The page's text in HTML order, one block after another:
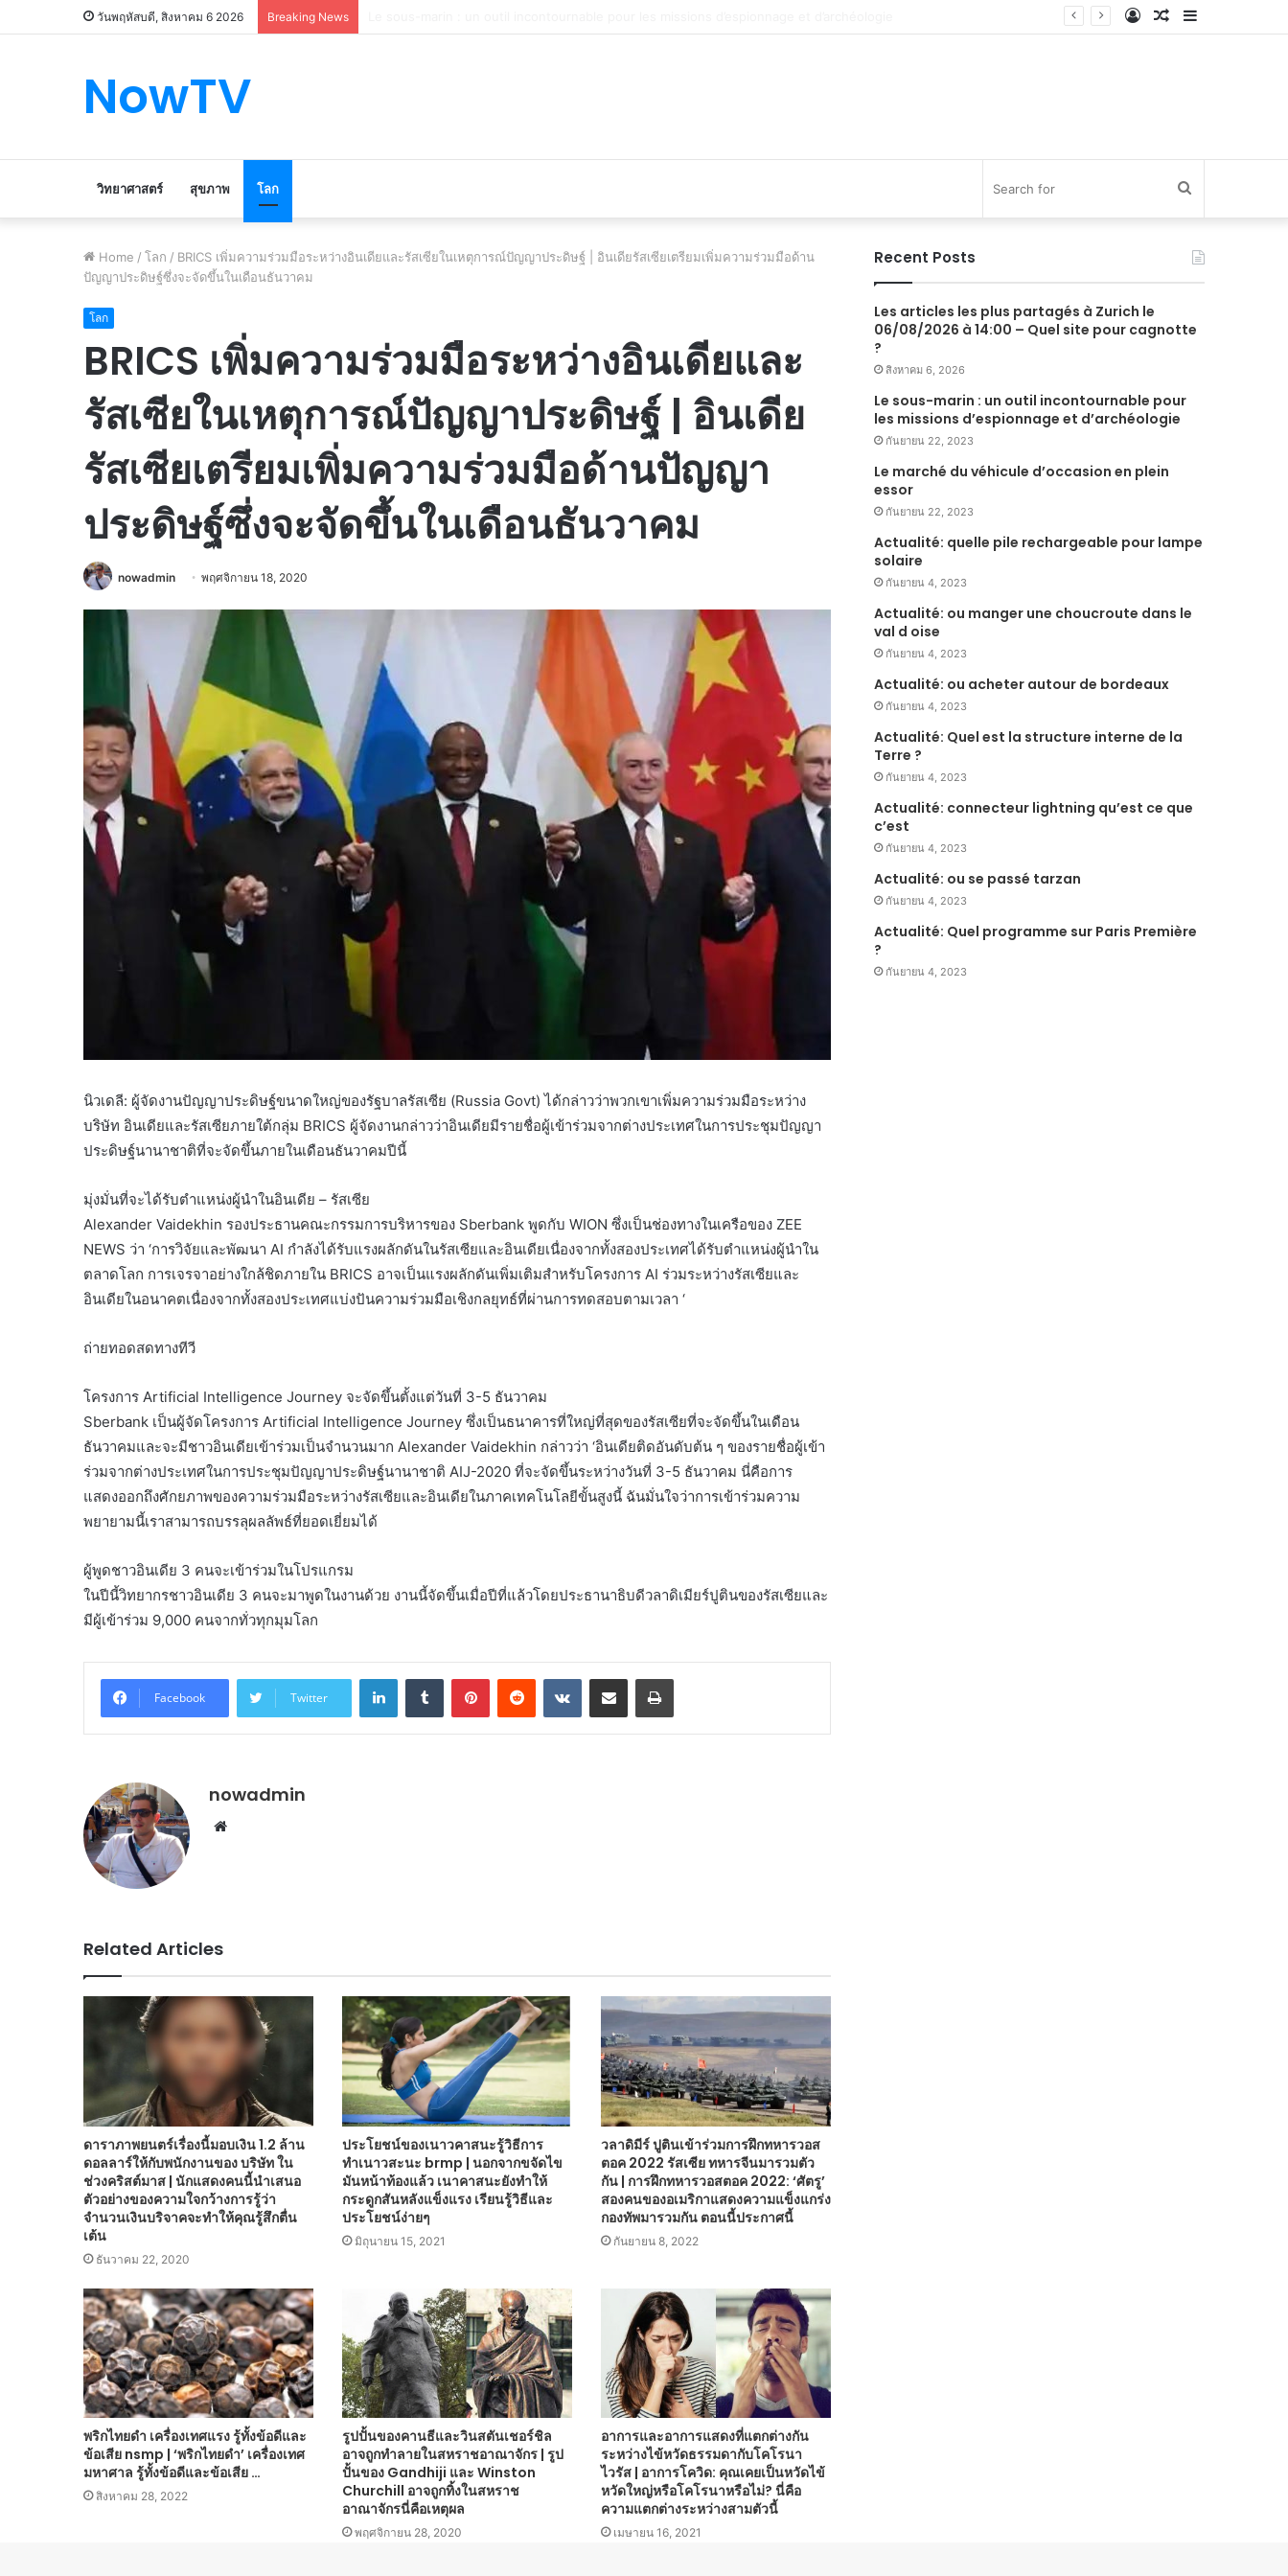
วันพฤหัสบดี, สิงหาคม 6 2026 Breaking News Sidebar
Random
Log
NowTV
วิทยาศาสตร์ สุขภาพ โลก
Home / โลก / BRICS เพิ่มความร่วมมือระหว่างอินเดียและรัสเซียในเหตุการณ์ปัญญาประดิษฐ์ | อินเดียรัสเซียเตรียมเพิ่มความร่วมมือด้าน
ปัญญาประดิษฐ์ซึ่งจะจัดขึ้นในเดือนธันวาคม
โลก
BRICS เพิ่มความร่วมมือระหว่างอินเดียและ
รัสเซียในเหตุการณ์ปัญญาประดิษฐ์ | อินเดีย
รัสเซียเตรียมเพิ่มความร่วมมือด้านปัญญา
ประดิษฐ์ซึ่งจะจัดขึ้นในเดือนธันวาคม
nowadmin พฤศจิกายน 18, 2020
นิวเดลี: ผู้จัดงานปัญญาประดิษฐ์ขนาดใหญ่ของรัฐบาลรัสเซีย (Russia Govt) ได้กล่าวว่าพวกเขาเพิ่มความร่วมมือระหว่าง
บริษัท อินเดียและรัสเซียภายใต้กลุ่ม BRICS ผู้จัดงานกล่าวว่าอินเดียมีรายชื่อผู้เข้าร่วมจากต่างประเทศในการประชุมปัญญา
ประดิษฐ์นานาชาติที่จะจัดขึ้นภายในเดือนธันวาคมปีนี้
มุ่งมั่นที่จะได้รับตำแหน่งผู้นำในอินเดีย – รัสเซีย
Alexander Vaidekhin รองประธานคณะกรรมการบริหารของ Sberbank พูดกับ WION ซึ่งเป็นช่องทางในเครือของ ZEE
NEWS ว่า ‘การวิจัยและพัฒนา AI กำลังได้รับแรงผลักดันในรัสเซียและอินเดียเนื่องจากทั้งสองประเทศได้รับตำแหน่งผู้นำใน
ตลาดโลก การเจรจาอย่างใกล้ชิดภายใน BRICS อาจเป็นแรงผลักดันเพิ่มเติมสำหรับโครงการ AI ร่วมระหว่างรัสเซียและ
อินเดียในอนาคตเนื่องจากทั้งสองประเทศแบ่งปันความร่วมมือเชิงกลยุทธ์ที่ผ่านการทดสอบตามเวลา ‘
ถ่ายทอดสดทางทีวี
โครงการ Artificial Intelligence Journey จะจัดขึ้นตั้งแต่วันที่ 3-5 ธันวาคม
Sberbank เป็นผู้จัดโครงการ Artificial Intelligence Journey ซึ่งเป็นธนาคารที่ใหญ่ที่สุดของรัสเซียที่จะจัดขึ้นในเดือน
ธันวาคมและจะมีชาวอินเดียเข้าร่วมเป็นจำนวนมาก Alexander Vaidekhin กล่าวว่า ‘อินเดียติดอันดับต้น ๆ ของรายชื่อผู้เข้า
ร่วมจากต่างประเทศในการประชุมปัญญาประดิษฐ์นานาชาติ AIJ-2020 ที่จะจัดขึ้นระหว่างวันที่ 3-5 ธันวาคม นี่คือการ
แสดงออกถึงศักยภาพของความร่วมมือระหว่างรัสเซียและอินเดียในภาคเทคโนโลยีขั้นสูงนี้ ฉันมั่นใจว่าการเข้าร่วมความ
พยายามนี้เราสามารถบรรลุผลลัพธ์ที่ยอดเยี่ยมได้
ผู้พูดชาวอินเดีย 3 คนจะเข้าร่วมในโปรแกรม
ในปีนี้วิทยากรชาวอินเดีย 3 คนจะมาพูดในงานด้วย งานนี้จัดขึ้นเมื่อปีที่แล้วโดยประธานาธิบดีวลาดิเมียร์ปูตินของรัสเซียและ
มีผู้เข้าร่วม 9,000 คนจากทั่วทุกมุมโลก
Facebook Twitter
LinkedInTumblr PinterestReddit VKontakteShare via Email Print
nowadmin
Website
Related Articles
ดาราภาพยนตร์เรื่องนี้มอบเงิน 1.2 ล้าน
ดอลลาร์ให้กับพนักงานของ บริษัท ใน
ช่วงคริสต์มาส | นักแสดงคนนี้นำเสนอ
ตัวอย่างของความใจกว้างการรู้ว่า
จำนวนเงินบริจาคจะทำให้คุณรู้สึกตื่น
เต้น
ธันวาคม 22, 2020
ประโยชน์ของเนาวคาสนะรู้วิธีการ
ทำเนาวสะนะ brmp | นอกจากขจัดไข
มันหน้าท้องแล้ว เนาคาสนะยังทำให้
กระดูกสันหลังแข็งแรง เรียนรู้วิธีและ
ประโยชน์ง่ายๆ
มิถุนายน 15, 2021
วลาดิมีร์ ปูตินเข้าร่วมการฝึกทหารวอส
ตอค 2022 รัสเซีย ทหารจีนมารวมตัว
กัน | การฝึกทหารวอสตอค 2022: ‘ศัตรู’
สองคนของอเมริกาแสดงความแข็งแกร่ง
กองทัพมารวมกัน ตอนนี้ประกาศนี้
กันยายน 8, 2022
พริกไทยดำ เครื่องเทศแรง รู้ทั้งข้อดีและ
ข้อเสีย nsmp | ‘พริกไทยดำ’ เครื่องเทศ
มหาศาล รู้ทั้งข้อดีและข้อเสีย …
สิงหาคม 28, 2022
รูปปั้นของคานธีและวินสตันเชอร์ชิล
อาจถูกทำลายในสหราชอาณาจักร | รูป
ปั้นของ Gandhiji และ Winston
Churchill อาจถูกทิ้งในสหราช
อาณาจักรนี่คือเหตุผล
พฤศจิกายน 28, 2020
อาการและอาการแสดงที่แตกต่างกัน
ระหว่างไข้หวัดธรรมดากับโคโรนา
ไวรัส | อาการโควิด: คุณเคยเป็นหวัดไข้
หวัดใหญ่หรือโคโรนาหรือไม่? นี่คือ
ความแตกต่างระหว่างสามตัวนี้
เมษายน 16, 2021
Recent Posts
Les articles les plus partagés à Zurich le
06/08/2026 à 14:00 – Quel site pour cagnotte
?
สิงหาคม 6, 2026
Le sous-marin : un outil incontournable pour
les missions d’espionnage et d’archéologie
กันยายน 22, 2023
Le marché du véhicule d’occasion en plein
essor
กันยายน 22, 2023
Actualité: quelle pile rechargeable pour lampe
solaire
กันยายน 4, 2023
Actualité: ou manger une choucroute dans le
val d oise
กันยายน 4, 2023
Actualité: ou acheter autour de bordeaux
กันยายน 4, 2023
Actualité: Quel est la structure interne de la
Terre ?
กันยายน 4, 2023
Actualité: connecteur lightning qu’est ce que
c’est
กันยายน 4, 2023
Actualité: ou se passé tarzan
กันยายน 4, 2023
Actualité: Quel programme sur Paris Première
?
กันยายน 4, 2023